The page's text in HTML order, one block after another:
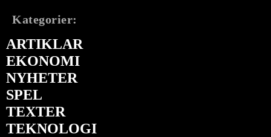
Kategorier:
ARTIKLAR
EKONOMI
NYHETER
SPEL
TEXTER
TEKNOLOGI